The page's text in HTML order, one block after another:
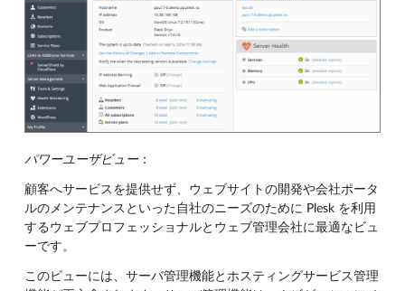
パワーユーザビュー：
顧客へサービスを提供せず、ウェブサイトの開発や会社ポータ
ルのメンテナンスといった自社のニーズのために Plesk を利用
するウェブプロフェッショナルとウェブ管理会社に最適なビュ
ーです。
このビューには、サーバ管理機能とホスティングサービス管理